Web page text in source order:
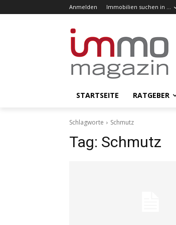
Anmelden Immobilien suchen in …
STARTSEITE RATGEBER
Schlagworte Schmutz
Tag: Schmutz